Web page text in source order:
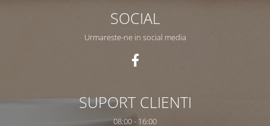
SOCIAL
Urmareste-ne in social media
SUPORT CLIENTI
08:00 - 16:00